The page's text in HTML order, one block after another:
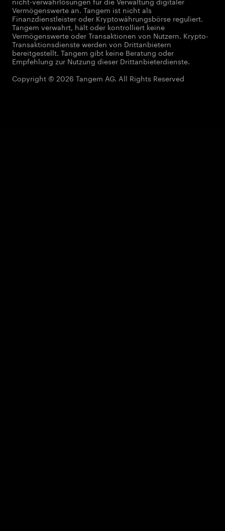
Vermögenswerte an. Tangem ist nicht als
Finanzdienstleister oder Kryptowährungsbörse reguliert.
Tangem verwahrt, hält oder kontrolliert keine
Vermögenswerte oder Transaktionen von Nutzern. Krypto-
Transaktionsdienste werden von Drittanbietern
bereitgestellt. Tangem gibt keine Beratung oder
Empfehlung zur Nutzung dieser Drittanbieterdienste.